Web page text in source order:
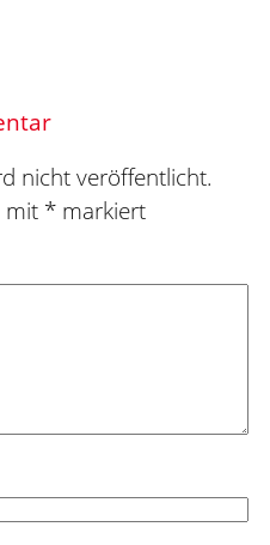
nicht veröffentlicht.
mit * markiert